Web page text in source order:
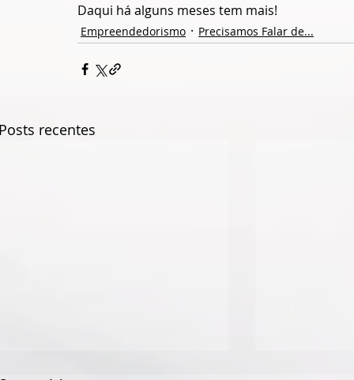
Daqui há alguns meses tem mais!
Empreendedorismo Precisamos Falar de...
recentes